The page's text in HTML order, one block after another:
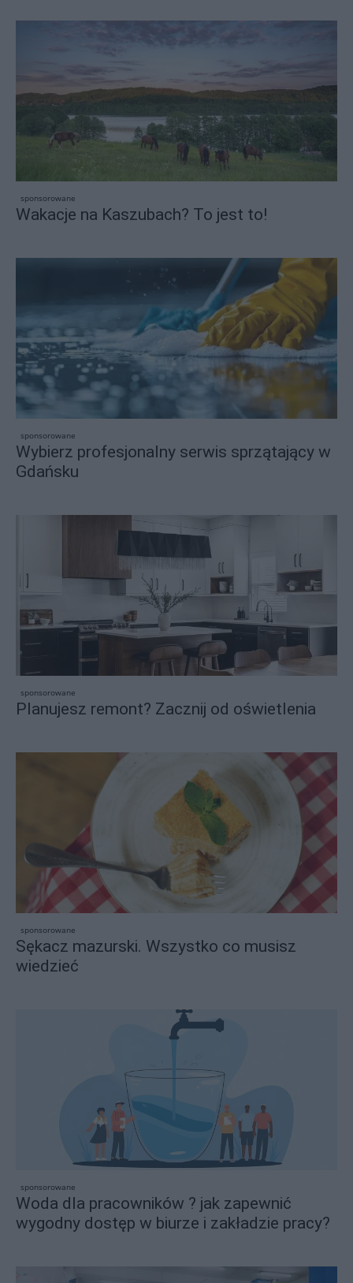
sponsorowane
Wakacje na Kaszubach? To jest to!
sponsorowane
Wybierz profesjonalny serwis sprzątający w
Gdańsku
sponsorowane
Planujesz remont? Zacznij od oświetlenia
sponsorowane
Sękacz mazurski. Wszystko co musisz
wiedzieć
sponsorowane
Woda dla pracowników ? jak zapewnić
wygodny dostęp w biurze i zakładzie pracy?